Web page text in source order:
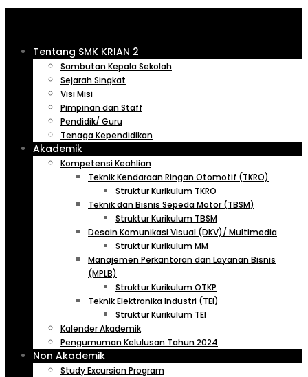
Tentang SMK KRIAN 2
Sambutan Kepala Sekolah
Sejarah Singkat
Visi Misi
Pimpinan dan Staff
Pendidik/ Guru
Tenaga Kependidikan
Akademik
Kompetensi Keahlian
Teknik Kendaraan Ringan Otomotif (TKRO)
Struktur Kurikulum TKRO
Teknik dan Bisnis Sepeda Motor (TBSM)
Struktur Kurikulum TBSM
Desain Komunikasi Visual (DKV)/ Multimedia
Struktur Kurikulum MM
Manajemen Perkantoran dan Layanan Bisnis
(MPLB)
Struktur Kurikulum OTKP
Teknik Elektronika Industri (TEI)
Struktur Kurikulum TEI
Kalender Akademik
Pengumuman Kelulusan Tahun 2024
Non Akademik
Study Excursion Program